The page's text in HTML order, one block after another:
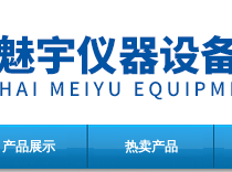
产品展示 热卖产品